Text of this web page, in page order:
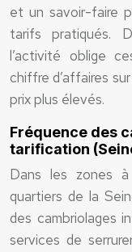
et un savoir-faire
tarifs pratiqués.
l’activité oblige
chiffre d’affaires
prix plus élevés.
Fréquence des
tarification
Dans les zones
quartiers de la
des cambriolages
services de